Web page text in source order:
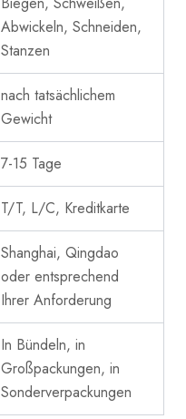
Abwickeln, Schneiden,
Stanzen
nach tatsächlichem
Gewicht
7-15 Tage
T/T, L/C, Kreditkarte
Shanghai, Qingdao
oder entsprechend
Ihrer Anforderung
In Bündeln, in
Großpackungen, in
Sonderverpackungen